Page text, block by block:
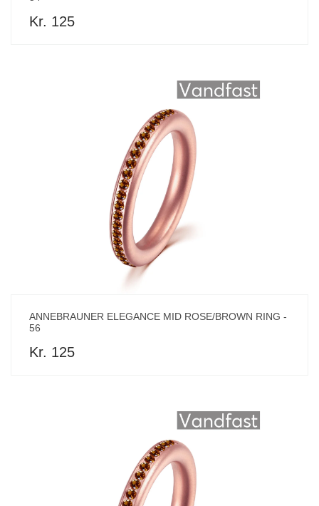
Kr. 125
ANNEBRAUNER ELEGANCE MID ROSE/BROWN RING -
56
Kr. 125